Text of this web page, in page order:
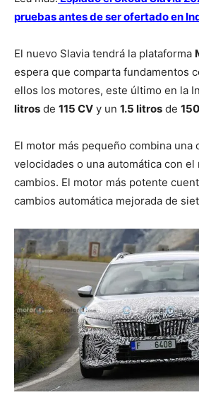
pruebas antes de ser ofertado en
El nuevo Slavia tendrá la plataforma
espera que comparta fundamentos
ellos los motores, este último en la
litros de 115 CV y un 1.5 litros de
El motor más pequeño combina una
velocidades o una automática con
cambios. El motor más potente
cambios automática mejorada de